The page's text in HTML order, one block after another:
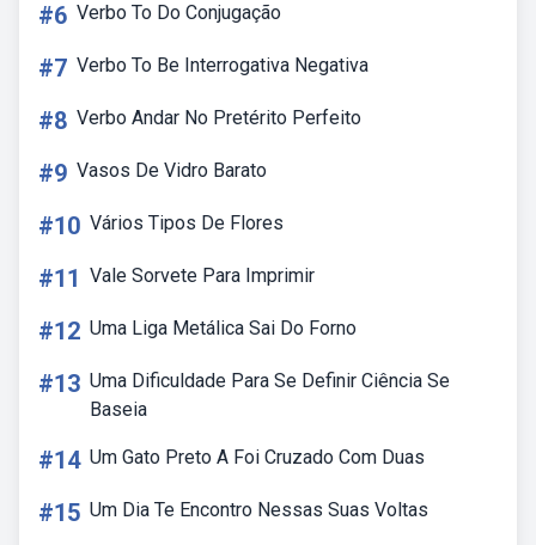
#6 Verbo To Do Conjugação
#7 Verbo To Be Interrogativa Negativa
#8 Verbo Andar No Pretérito Perfeito
#9 Vasos De Vidro Barato
#10 Vários Tipos De Flores
#11 Vale Sorvete Para Imprimir
#12 Uma Liga Metálica Sai Do Forno
#13 Uma Dificuldade Para Se Definir Ciência Se
Baseia
#14 Um Gato Preto A Foi Cruzado Com Duas
#15 Um Dia Te Encontro Nessas Suas Voltas